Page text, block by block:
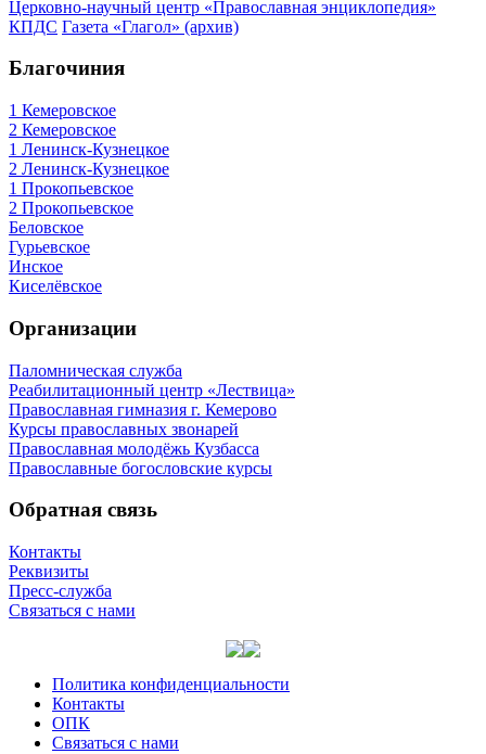
Церковно-научный центр «Православная энциклопедия»
КПДС Газета «Глагол» (архив)
Благочиния
1 Кемеровское
2 Кемеровское
1 Ленинск-Кузнецкое
2 Ленинск-Кузнецкое
1 Прокопьевское
2 Прокопьевское
Беловское
Гурьевское
Инское
Киселёвское
Организации
Паломническая служба
Реабилитационный центр «Лествица»
Православная гимназия г. Кемерово
Курсы православных звонарей
Православная молодёжь Кузбасса
Православные богословские курсы
Обратная связь
Контакты
Реквизиты
Пресс-служба
Связаться с нами
Политика конфиденциальности
Контакты
ОПК
Связаться с нами